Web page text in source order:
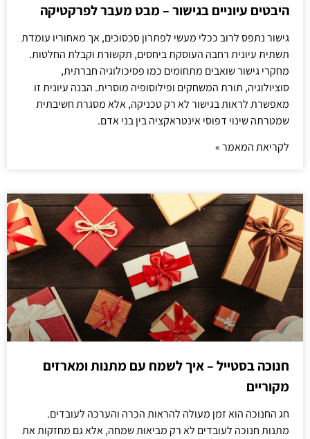
היבטים עיוניים בגישור – מבט מעבר לפרקטיקה
גישור נתפס לרוב ככלי מעשי לפתרון סכסוכים, אך מאחוריו עומדת
תשתית עיונית רחבה העוסקת ביחסים, תקשורת וקבלת החלטות.
מחקרי גישור שואבים מתחומים כמו פסיכולוגיה חברתית,
סוציולוגיה, תורת המשחקים ופילוסופיה מוסרית. הבנה עיונית זו
מאפשרת לראות בגישור לא רק טכניקה, אלא מסגרת חשיבתית
שמטרתה שינוי דפוסי אינטראקציה בין בני אדם.
לקריאת המאמר »
חנוכה בסטייל – איך לשמח עם מתנות ומארזים
מקוריים
חג החנוכה הוא זמן מעולה להראות הכרה והערכה לעובדים.
מתנות חנוכה לעובדים לא רק מביאות שמחה, אלא גם מחזקות את